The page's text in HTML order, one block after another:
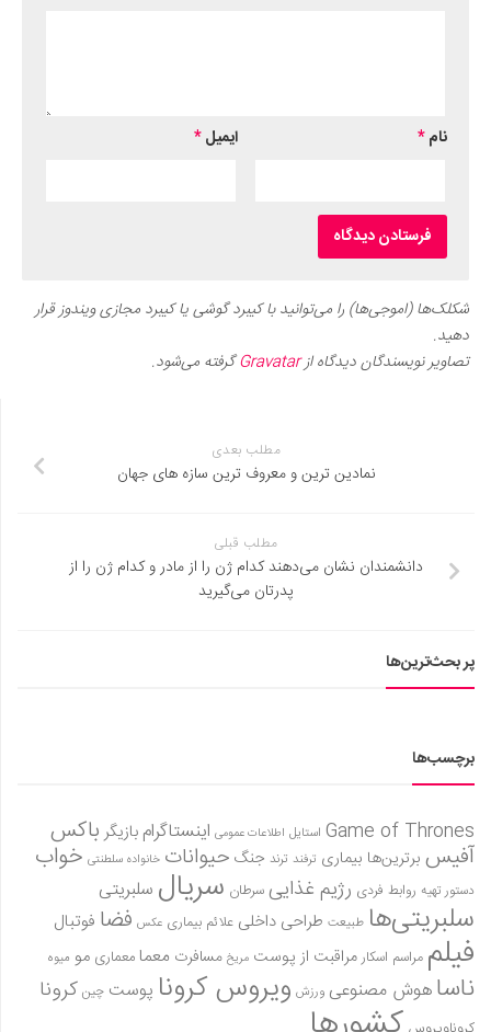
نام* ایمیل*
شکلک‌ها (اموجی‌ها) را می‌توانید با کیبرد گوشی یا کیبرد مجازی ویندوز قرار
دهید.
تصاویر نویسندگان دیدگاه ازGravatarگرفته می‌شود.
مطلب بعدی
نمادین‌ ترین و معروف‌ ترین سازه های جهان
مطلب قبلی
دانشمندان نشان می‌دهند کدام ژن را از مادر و کدام ژن را از
پدرتان می‌گیرید
پر بحث‌ترین‌ها
برچسب‌ها
Game of Thrones استایل اطلاعات عمومی اینستاگرام بازیگر باکس
آفیس برترین‌ها بیماری ترفند ترند جنگ حیوانات خانواده سلطنتی خواب
دستور تهیه روابط فردی رژیم غذاییسرطان سریال سلبریتی
سلبریتی‌ها طبیعت طراحی داخلی علائم بیماری عکس فضا فوتبال
فیلم مراسم اسکارمراقبت از پوست مریخ مسافرت معمامعماری مو میوه
ناساهوش مصنوعی ورزش ویروس کرونا پوست چین کرونا